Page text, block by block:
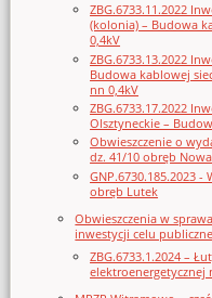
ZBG.6733.11.2022
(kolonia) – Budowa
0,4kV
ZBG.6733.13.2022
Budowa kablowej
nn 0,4kV
ZBG.6733.17.2022
Olsztyneckie –
Obwieszczenie o
dz. 41/10 obręb
GNP.6730.185.2023
obręb Lutek
Obwieszczenia w
inwestycji celu
ZBG.6733.1.2024 –
elektroenergetycznej